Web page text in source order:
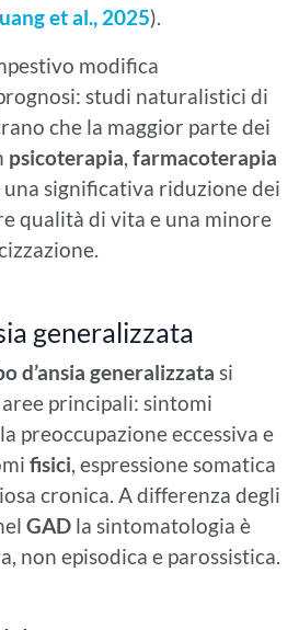
et al., 2025).
modifica
studi naturalistici di
che la maggior parte dei
psicoterapia, farmacoterapia
significativa riduzione dei
qualità di vita e una minore
generalizzata
d’ansia generalizzata si
principali: sintomi
preoccupazione eccessiva e
fisici, espressione somatica
cronica. A differenza degli
GAD la sintomatologia è
non episodica e parossistica.